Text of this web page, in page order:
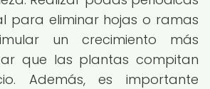
para eliminar hojas o ramas
un crecimiento más
que las plantas compitan
Además, es importante